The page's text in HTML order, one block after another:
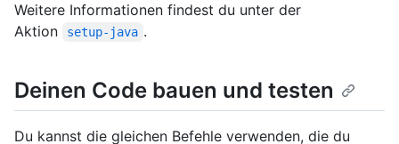
Weitere Informationen findest du unter der
Aktion
setup-java .
Deinen Code bauen und testen
Du kannst die gleichen Befehle verwenden, die du